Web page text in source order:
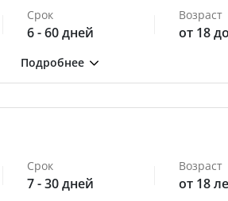
Срок
6 - 60 дней
Возраст
от 18
Срок
7 - 30 дней
Возраст
от 18